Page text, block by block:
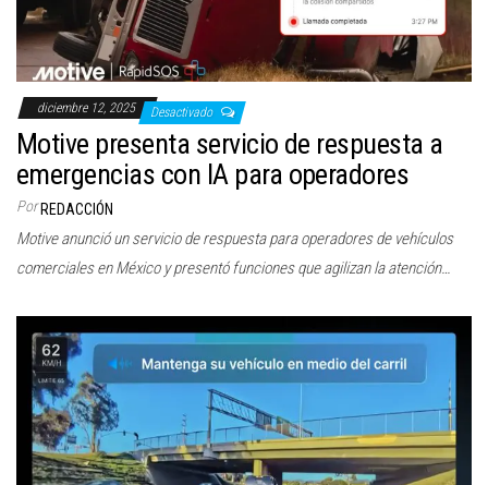
diciembre 12, 2025 Desactivado
Motive presenta servicio de respuesta a
emergencias con IA para operadores
Por REDACCIÓN
Motive anunció un servicio de respuesta para operadores de vehículos
comerciales en México y presentó funciones que agilizan la atención…